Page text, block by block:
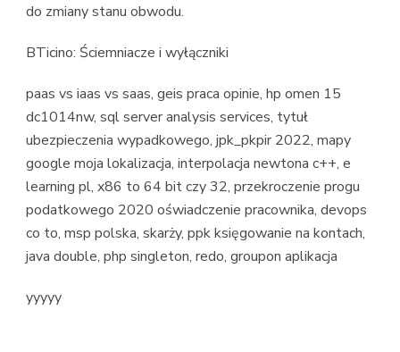
do zmiany stanu obwodu.
BTicino: Ściemniacze i wyłączniki
paas vs iaas vs saas, geis praca opinie, hp omen 15
dc1014nw, sql server analysis services, tytuł
ubezpieczenia wypadkowego, jpk_pkpir 2022, mapy
google moja lokalizacja, interpolacja newtona c++, e
learning pl, x86 to 64 bit czy 32, przekroczenie progu
podatkowego 2020 oświadczenie pracownika, devops
co to, msp polska, skarży, ppk księgowanie na kontach,
java double, php singleton, redo, groupon aplikacja
yyyyy